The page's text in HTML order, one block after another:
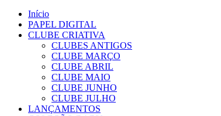
Início
PAPEL DIGITAL
CLUBE CRIATIVA
CLUBES ANTIGOS
CLUBE MARÇO
CLUBE ABRIL
CLUBE MAIO
CLUBE JUNHO
CLUBE JULHO
LANÇAMENTOS